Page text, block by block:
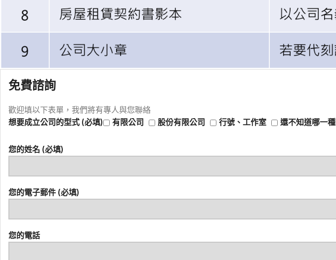
免費諮詢
歡迎填以下表單，我們將有專人與您聯絡
想要成立公司的型式 (必填)
有限公司 股份有限公司 行號、工作室 還不知道哪一種
您的姓名 (必填)
您的電子郵件 (必填)
您的電話